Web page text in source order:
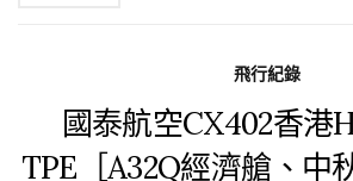
飛行紀錄
國泰航空CX402香港
TPE［A32Q經濟艙、中